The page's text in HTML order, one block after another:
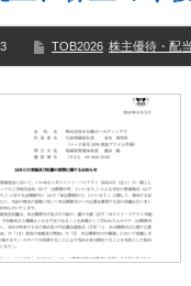
TOB2026 株主優待・配当